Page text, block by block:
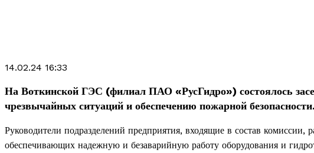
14.02.24 16:33
На Воткинской ГЭС (филиал ПАО «РусГидро») состоялось
чрезвычайных ситуаций и обеспечению пожарной безопасности.
Руководители подразделений предприятия, входящие в состав комиссии,
обеспечивающих надежную и безаварийную работу оборудования и